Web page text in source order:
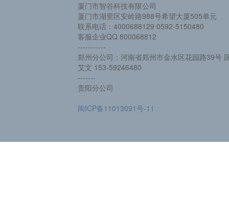
厦门市智谷科技有限公司
厦门市湖里区安岭路988号希望大厦505单元
联系电话：4000688129 0592-5150480
客服企业QQ 800068812
-----------
郑州分公司：河南省郑州市金水区花园路39号
艾文 153-59246480
-------
贵阳分公司
闽ICP备11013091号-11